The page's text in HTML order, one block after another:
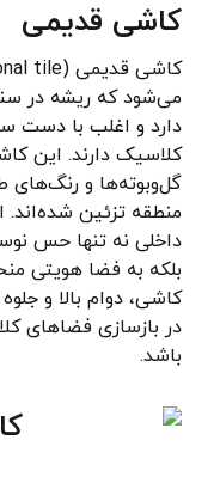
کاشی قدیمی
می‌شود که ریشه در
دارد و اغلب با دست
کلاسیک دارند. این
گل‌وبوته‌ها و رنگ‌های
منطقه تزئین
داخلی نه تنها حس
بلکه به فضا هویتی
کاشی، دوام بالا و
در بازسازی فضاهای
باشد.